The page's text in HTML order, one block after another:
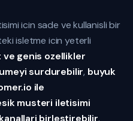
icin sade ve kullanisli bir
isletme icin yeterli
ve genis ozellikler
surdurebilir, buyuk
ile
musteri iletisimi
birlestirebilir.